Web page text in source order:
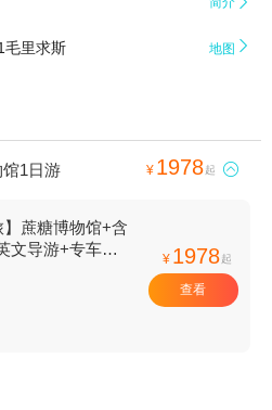
毛里求斯 地图 
馆1日游 ¥ 1978起 
蔗糖博物馆+含
文导游+专车接
¥ 1978起
查看